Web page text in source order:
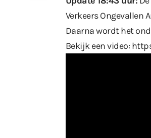
Verkeers Ongevallen
Daarna wordt het
Bekijk een video: